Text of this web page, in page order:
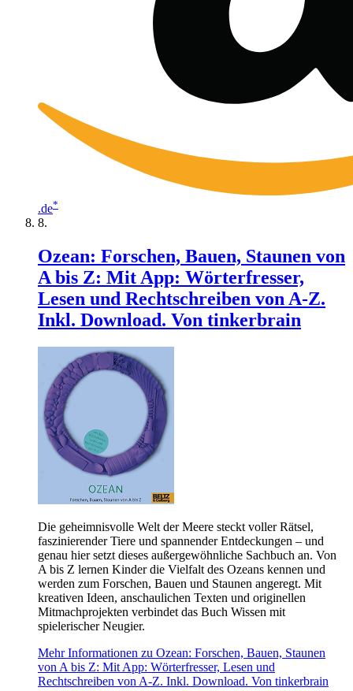
.de*
Ozean: Forschen, Bauen, Staunen von
A bis Z: Mit App: Wörterfresser,
Lesen und Rechtschreiben von A-Z.
Inkl. Download. Von tinkerbrain
Die geheimnisvolle Welt der Meere steckt voller Rätsel,
faszinierender Tiere und spannender Entdeckungen – und
genau hier setzt dieses außergewöhnliche Sachbuch an. Von
A bis Z lernen Kinder die Vielfalt des Ozeans kennen und
werden zum Forschen, Bauen und Staunen angeregt. Mit
kreativen Ideen, anschaulichen Texten und originellen
Mitmachprojekten verbindet das Buch Wissen mit
spielerischer Neugier.
Mehr Informationen zu Ozean: Forschen, Bauen, Staunen
von A bis Z: Mit App: Wörterfresser, Lesen und
Rechtschreiben von A-Z. Inkl. Download. Von tinkerbrain